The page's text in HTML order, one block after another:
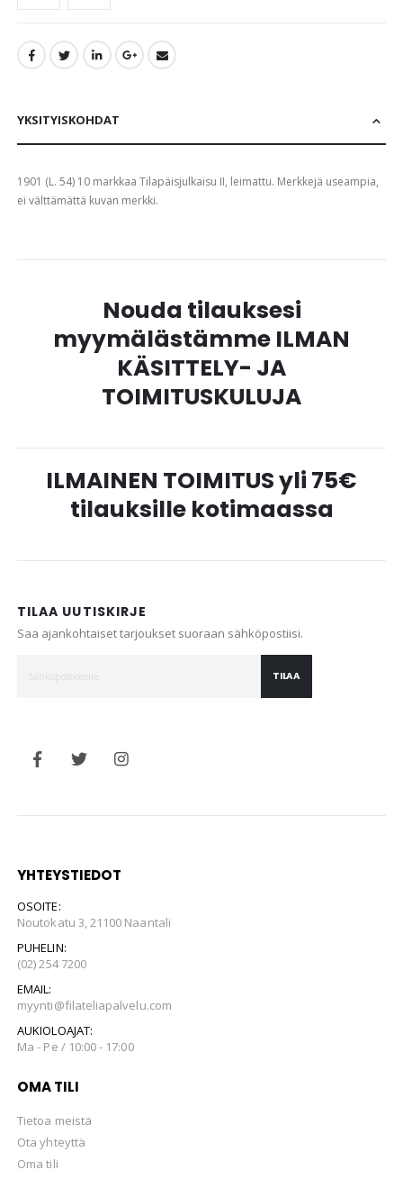
YKSITYISKOHDAT
1901 (L. 54) 10 markkaa Tilapäisjulkaisu II, leimattu. Merkkejä useampia,
ei välttämättä kuvan merkki.
Nouda tilauksesi
myymälästämme ILMAN
KÄSITTELY- JA
TOIMITUSKULUJA
ILMAINEN TOIMITUS yli 75€
tilauksille kotimaassa
TILAA UUTISKIRJE
Saa ajankohtaiset tarjoukset suoraan sähköpostiisi.
TILAA
YHTEYSTIEDOT
OSOITE:
Noutokatu 3, 21100 Naantali
PUHELIN:
(02) 254 7200
EMAIL:
myynti@filateliapalvelu.com
AUKIOLOAJAT:
Ma - Pe / 10:00 - 17:00
OMA TILI
Tietoa meistä
Ota yhteyttä
Oma tili